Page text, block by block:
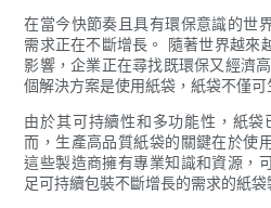
在當今快節奏且具有環保意識的世
需求正在不斷增長。 隨著世界越來
影響，企業正在尋找既環保又經濟
個解決方案是使用紙袋，紙袋不僅可
由於其可持續性和多功能性，紙
而，生產高品質紙袋的關鍵在於使
這些製造商擁有專業知識和資源，
足可持續包裝不斷增長的需求的紙袋